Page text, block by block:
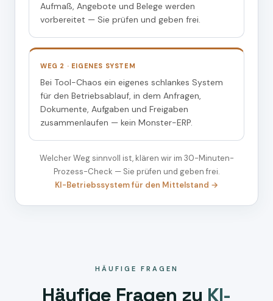
Aufmaß, Angebote und Belege werden
vorbereitet — Sie prüfen und geben frei.
WEG 2 · EIGENES SYSTEM
Bei Tool-Chaos ein eigenes schlankes System
für den Betriebsablauf, in dem Anfragen,
Dokumente, Aufgaben und Freigaben
zusammenlaufen — kein Monster-ERP.
Welcher Weg sinnvoll ist, klären wir im 30-Minuten-
Prozess-Check — Sie prüfen und geben frei.
KI-Betriebssystem für den Mittelstand →
HÄUFIGE FRAGEN
Häufige Fragen zu KI-